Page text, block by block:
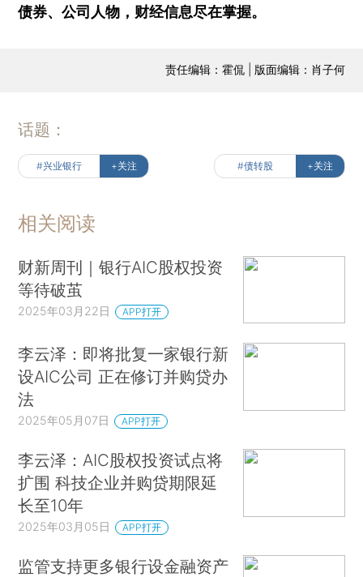
债券、公司人物，财经信息尽在掌握。
责任编辑：霍侃 | 版面编辑：肖子何
话题：
#兴业银行 +关注 #债转股 +关注
相关阅读
财新周刊｜银行AIC股权投资
等待破茧
2025年03月22日 APP打开
李云泽：即将批复一家银行新
设AIC公司 正在修订并购贷办
法
2025年05月07日 APP打开
李云泽：AIC股权投资试点将
扩围 科技企业并购贷期限延
长至10年
2025年03月05日 APP打开
监管支持更多银行设金融资产